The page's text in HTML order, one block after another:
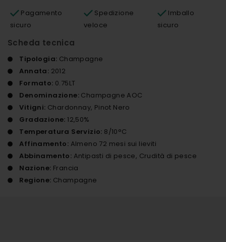
Pagamento
sicuro
Spedizione
veloce
Imballo
sicuro
Scheda tecnica
Tipologia: Champagne
Annata: 2012
Formato: 0.75LT
Denominazione: Champagne AOC
Vitigni: Chardonnay, Pinot Nero
Gradazione: 12,50%
Temperatura Servizio: 8/10°C
Affinamento: Almeno 72 mesi sui lieviti
Abbinamento: Antipasti di pesce, Crudità di pesce
Nazione: Francia
Regione: Champagne